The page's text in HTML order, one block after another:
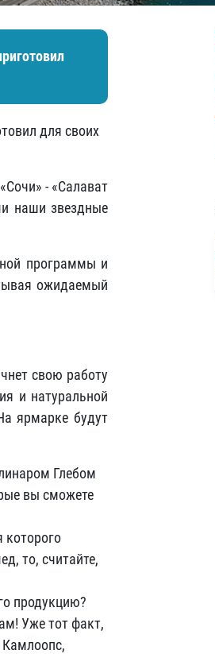
для своих
- «Салават
наши звездные
программы и
ожидаемый
свою работу
и натуральной
ярмарке будут
Глебом
вы сможете
то, считайте,
продукцию?
Уже тот факт,
Камлоопс,